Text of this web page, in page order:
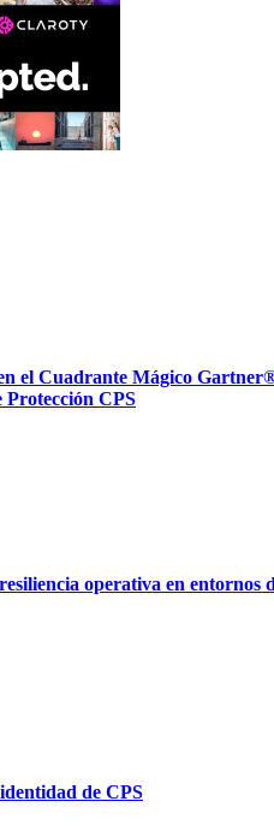
el Cuadrante Mágico
Protección CPS
operativa en entornos
de CPS